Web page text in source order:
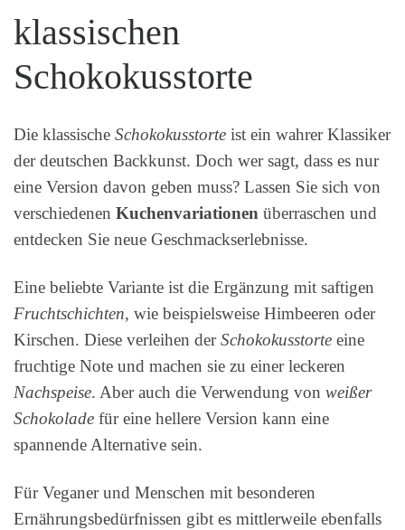
klassischen
Schokokusstorte
Die klassische Schokokusstorte ist ein wahrer Klassiker
der deutschen Backkunst. Doch wer sagt, dass es nur
eine Version davon geben muss? Lassen Sie sich von
verschiedenen Kuchenvariationen überraschen und
entdecken Sie neue Geschmackserlebnisse.
Eine beliebte Variante ist die Ergänzung mit saftigen
Fruchtschichten, wie beispielsweise Himbeeren oder
Kirschen. Diese verleihen derSchokokusstorte eine
fruchtige Note und machen sie zu einer leckeren
Nachspeise. Aber auch die Verwendung von weißer
Schokolade für eine hellere Version kann eine
spannende Alternative sein.
Für Veganer und Menschen mit besonderen
Ernährungsbedürfnissen gibt es mittlerweile ebenfalls